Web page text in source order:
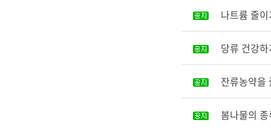
나트륨 줄
당류 건강
잔류농약을
봄나물의